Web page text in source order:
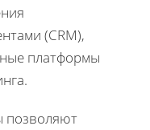
(CRM),
платформы
позволяют